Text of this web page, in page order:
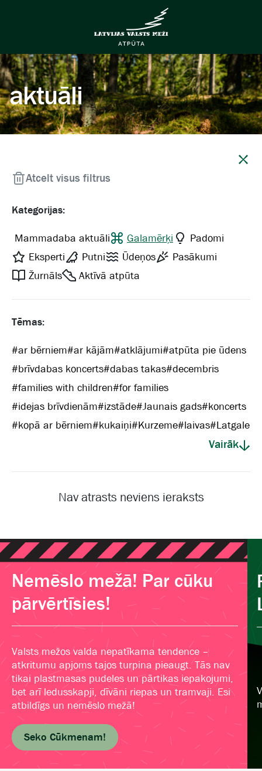
aktuāli
Kategorijas:
Mammadaba aktuāli Galamērķi
Padomi
Eksperti
Putni Ūdeņos
Pasākumi
Žurnāls
Aktīvā atpūta
Tēmas:
#ar bērniem#ar kājām#atklājumi#atpūta pie ūdens
#brīvdabas koncerts#dabas takas#decembris
#families with children#for families
#idejas brīvdienām#izstāde#Jaunais gads#koncerts
#kopā ar bērniem#kukaiņi#Kurzeme#laivas#Latgale
Vairāk
Atcelt visus filtrus
Nav atrasts neviens ieraksts
Nemēslo mežā! Par cūku
pārvērtīsies!
Valsts mežos valda nepatīkama tendence –
atkritumu apjoms tajos turpina pieaugt. Tās nav
tikai plastmasas pudeles un pārtikas iepakojumi,
bet arī ledusskapji, dīvāni riepas un tramvaji. Esi
atbildīgs un nemēslo mežā!
Seko Cūkmenam!